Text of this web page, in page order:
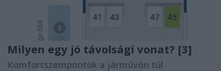
Milyen egy jó távolsági vonat? [3]
Komfortszempontok a járművön túl